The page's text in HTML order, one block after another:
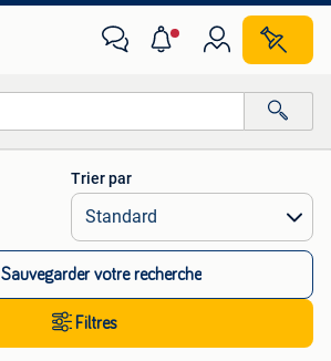
Toutes les distances…
Trier par
Sauvegarder votre recherche
Filtres